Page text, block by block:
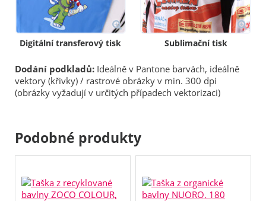
Digitální transferový tisk Sublimační tisk
Dodání podkladů: Ideálně v Pantone barvách, ideálně
vektory (křivky) / rastrové obrázky v min. 300 dpi
(obrázky vyžadují v určitých případech vektorizaci)
Podobné produkty